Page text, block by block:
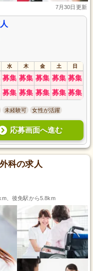
7月30日更新
水 木 金 土 日
募集 募集 募集 募集 募集
募集 募集 募集 募集 募集
未経験可 女性が活躍
応募画面へ進む
科の求人
、後免駅から5.8km